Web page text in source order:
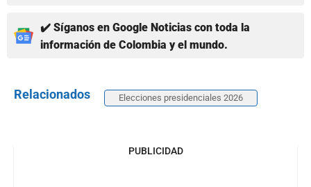
✔️ Síganos en Google Noticias con toda la
información de Colombia y el mundo.
Relacionados Elecciones presidenciales 2026
PUBLICIDAD